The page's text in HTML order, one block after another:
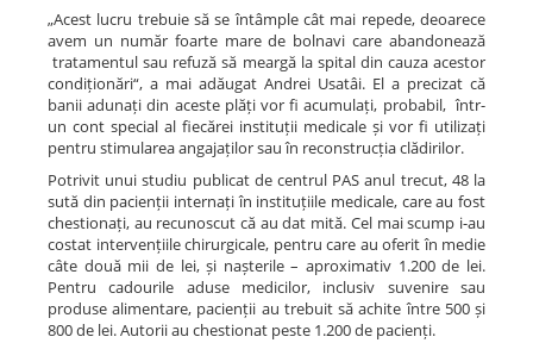
„Acest lucru trebuie să se întâmple cât mai repede, deoarece
avem un număr foarte mare de bolnavi care abandonează
tratamentul sau refuză să meargă la spital din cauza acestor
condiționări“, a mai adăugat Andrei Usatâi. El a precizat că
banii adunați din aceste plăți vor fi acumulați, probabil, într-
un cont special al fiecărei instituții medicale și vor fi utilizați
pentru stimularea angajaților sau în reconstrucția clădirilor.
Potrivit unui studiu publicat de centrul PAS anul trecut, 48 la
sută din pacienții internați în instituțiile medicale, care au fost
chestionați, au recunoscut că au dat mită. Cel mai scump i-au
costat intervențiile chirurgicale, pentru care au oferit în medie
câte două mii de lei, și nașterile – aproximativ 1.200 de lei.
Pentru cadourile aduse medicilor, inclusiv suvenire sau
produse alimentare, pacienții au trebuit să achite între 500 și
800 de lei. Autorii au chestionat peste 1.200 de pacienți.